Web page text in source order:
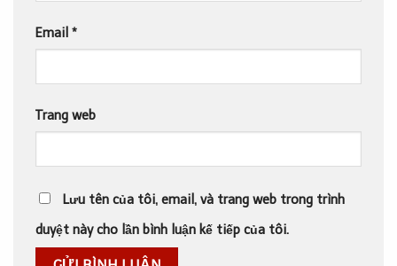
Email *
Trang web
Lưu tên của tôi, email, và trang web trong trình
duyệt này cho lần bình luận kế tiếp của tôi.